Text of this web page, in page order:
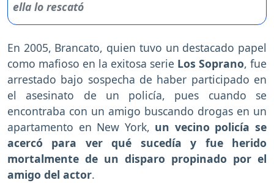
En 2005, Brancato, quien tuvo un destacado papel
como mafioso en la exitosa serie Los Soprano, fue
arrestado bajo sospecha de haber participado en
el asesinato de un policía, pues cuando se
encontraba con un amigo buscando drogas en un
apartamento en New York, un vecino policía se
acercó para ver qué sucedía y fue herido
mortalmente de un disparo propinado por el
amigo del actor.